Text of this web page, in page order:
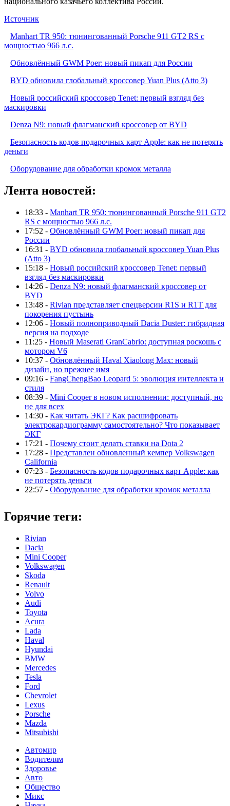
Источник
Manhart TR 950: тюнингованный Porsche 911 GT2 RS с
мощностью 966 л.с.
Обновлённый GWM Poer: новый пикап для России
BYD обновила глобальный кроссовер Yuan Plus (Atto 3)
Новый российский кроссовер Tenet: первый взгляд без
маскировки
Denza N9: новый флагманский кроссовер от BYD
Безопасность кодов подарочных карт Apple: как не потерять
деньги
Оборудование для обработки кромок металла
Лента новостей:
18:33 - Manhart TR 950: тюнингованный Porsche 911 GT2
RS с мощностью 966 л.с.
17:52 - Обновлённый GWM Poer: новый пикап для
России
16:31 - BYD обновила глобальный кроссовер Yuan Plus
(Atto 3)
15:18 - Новый российский кроссовер Tenet: первый
взгляд без маскировки
14:26 - Denza N9: новый флагманский кроссовер от
BYD
13:48 - Rivian представляет спецверсии R1S и R1T для
покорения пустынь
12:06 - Новый полноприводный Dacia Duster: гибридная
версия на подходе
11:25 - Новый Maserati GranCabrio: доступная роскошь с
мотором V6
10:37 - Обновлённый Haval Xiaolong Max: новый
дизайн, но прежнее имя
09:16 - FangChengBao Leopard 5: эволюция интеллекта и
стиля
08:39 - Mini Cooper в новом исполнении: доступный, но
не для всех
14:30 - Как читать ЭКГ? Как расшифровать
электрокардиограмму самостоятельно? Что показывает
ЭКГ
17:21 - Почему стоит делать ставки на Dota 2
17:28 - Представлен обновленный кемпер Volkswagen
California
07:23 - Безопасность кодов подарочных карт Apple: как
не потерять деньги
22:57 - Оборудование для обработки кромок металла
Горячие теги:
Rivian
Dacia
Mini Cooper
Volkswagen
Skoda
Renault
Volvo
Audi
Toyota
Acura
Lada
Haval
Hyundai
BMW
Mercedes
Tesla
Ford
Chevrolet
Lexus
Porsche
Mazda
Mitsubishi
Автомир
Водителям
Здоровье
Авто
Общество
Микс